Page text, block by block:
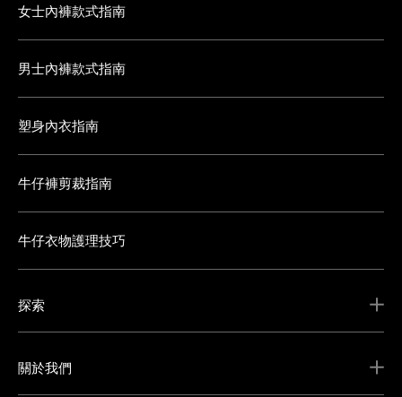
女士內褲款式指南
男士內褲款式指南
塑身內衣指南
牛仔褲剪裁指南
牛仔衣物護理技巧
探索
關於我們